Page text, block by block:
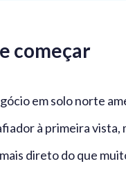
começar
em solo norte
à primeira vista,
direto do que